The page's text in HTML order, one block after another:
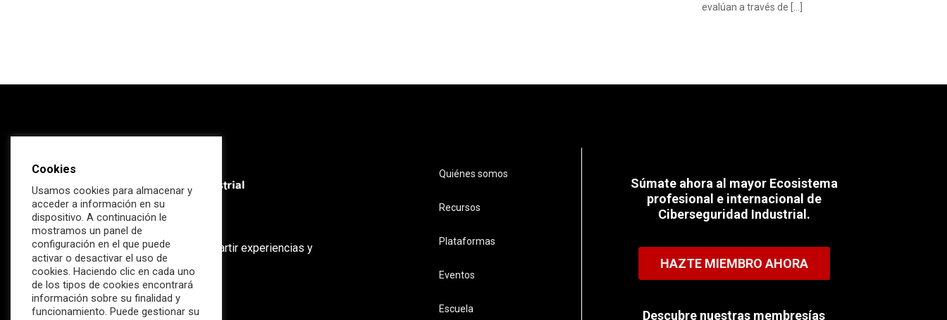
evalúan a través de […]
El ecosistema global para compartir experiencias y
conocimiento.
Blog
Quiénes somos
Recursos
Plataformas
Eventos
Escuela
Súmate ahora al mayor Ecosistema
profesional e internacional de
Ciberseguridad Industrial.
HAZTE MIEMBRO AHORA
Descubre nuestras membresías
Cookies
Usamos cookies para almacenar y
acceder a información en su
dispositivo. A continuación le
mostramos un panel de
configuración en el que puede
activar o desactivar el uso de
cookies. Haciendo clic en cada uno
de los tipos de cookies encontrará
información sobre su finalidad y
funcionamiento. Puede gestionar su